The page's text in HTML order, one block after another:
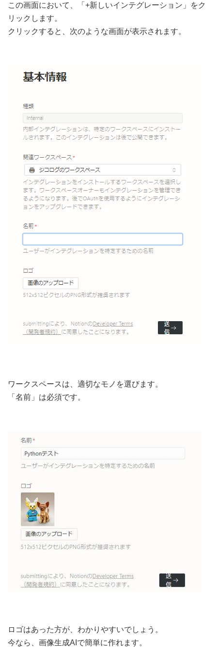
この画面において、「+新しいインテグレーション」をク
リックします。
クリックすると、次のような画面が表示されます。
ワークスペースは、適切なモノを選びます。
「名前」は必須です。
ロゴはあった方が、わかりやすいでしょう。
今なら、画像生成AIで簡単に作れます。